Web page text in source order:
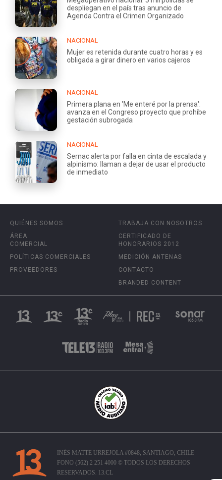
despliegan en el país tras anuncio de
Agenda Contra el Crimen Organizado
NACIONAL
Mujer es retenida durante cuatro horas y es
obligada a girar dinero en varios cajeros
NACIONAL
Primera plana en 'Me enteré por la prensa':
avanza en el Congreso proyecto que prohíbe
gestación subrogada
NACIONAL
Sernac alerta por falla en cinta de escalada y
alpinismo: llaman a dejar de usar el producto
de inmediato
QUIÉNES SOMOS
ÁREA
COMERCIAL
POLÍTICAS COMERCIALES
PROVEEDORES
TRABAJA CON NOSOTROS
CERTIFICADO DE
HONORARIOS 2012
MEDICIÓN ANTENAS
CONTACTO
BRANDED CONTENT
INÉS MATTE URREJOLA #0848, SANTIAGO, CHILE
FONO (562) 2 251 4000 © TODOS LOS DERECHOS
RESERVADOS. 13.CL